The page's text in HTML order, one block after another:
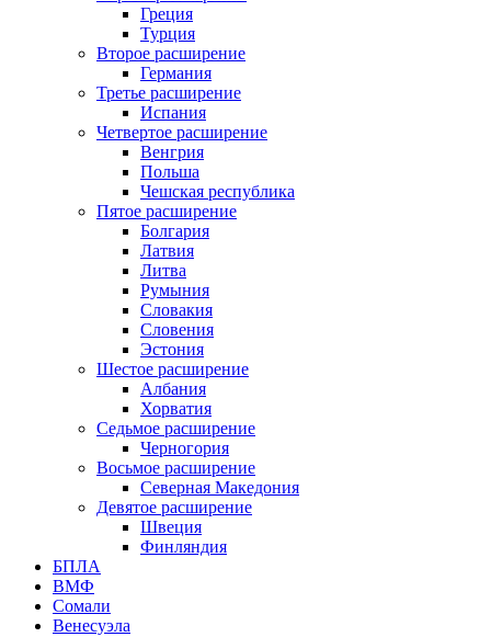
Греция
Турция
Второе расширение
Германия
Третье расширение
Испания
Четвертое расширение
Венгрия
Польша
Чешская республика
Пятое расширение
Болгария
Латвия
Литва
Румыния
Словакия
Словения
Эстония
Шестое расширение
Албания
Хорватия
Седьмое расширение
Черногория
Восьмое расширение
Северная Македония
Девятое расширение
Швеция
Финляндия
БПЛА
ВМФ
Сомали
Венесуэла